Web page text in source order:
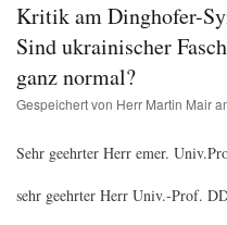
Kritik am Dinghofer-
Sind ukrainischer
ganz normal?
Gespeichert von Herr Martin Mair
Sehr geehrter Herr emer.
sehr geehrter Herr Univ.-Prof.